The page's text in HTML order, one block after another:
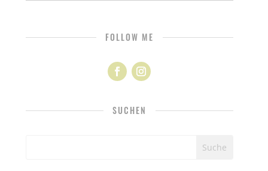
FOLLOW ME
SUCHEN